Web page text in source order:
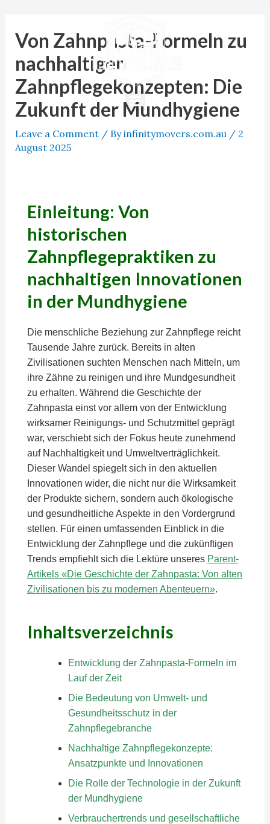
content
Menu
Von Zahnpasta-Formeln zu
nachhaltigen
Zahnpflegekonzepten: Die
Zukunft der Mundhygiene
Leave a Comment / Byinfinitymovers.com.au / 2
August 2025
Einleitung: Von
historischen
Zahnpflegepraktiken zu
nachhaltigen Innovationen
in der Mundhygiene
Die menschliche Beziehung zur Zahnpflege reicht
Tausende Jahre zurück. Bereits in alten
Zivilisationen suchten Menschen nach Mitteln, um
ihre Zähne zu reinigen und ihre Mundgesundheit
zu erhalten. Während die Geschichte der
Zahnpasta einst vor allem von der Entwicklung
wirksamer Reinigungs- und Schutzmittel geprägt
war, verschiebt sich der Fokus heute zunehmend
auf Nachhaltigkeit und Umweltverträglichkeit.
Dieser Wandel spiegelt sich in den aktuellen
Innovationen wider, die nicht nur die Wirksamkeit
der Produkte sichern, sondern auch ökologische
und gesundheitliche Aspekte in den Vordergrund
stellen. Für einen umfassenden Einblick in die
Entwicklung der Zahnpflege und die zukünftigen
Trends empfiehlt sich die Lektüre unseres Parent-
Artikels «Die Geschichte der Zahnpasta: Von alten
Zivilisationen bis zu modernen Abenteuern».
Inhaltsverzeichnis
Entwicklung der Zahnpasta-Formeln im
Lauf der Zeit
Die Bedeutung von Umwelt- und
Gesundheitsschutz in der
Zahnpflegebranche
Nachhaltige Zahnpflegekonzepte:
Ansatzpunkte und Innovationen
Die Rolle der Technologie in der Zukunft
der Mundhygiene
Verbrauchertrends und gesellschaftliche